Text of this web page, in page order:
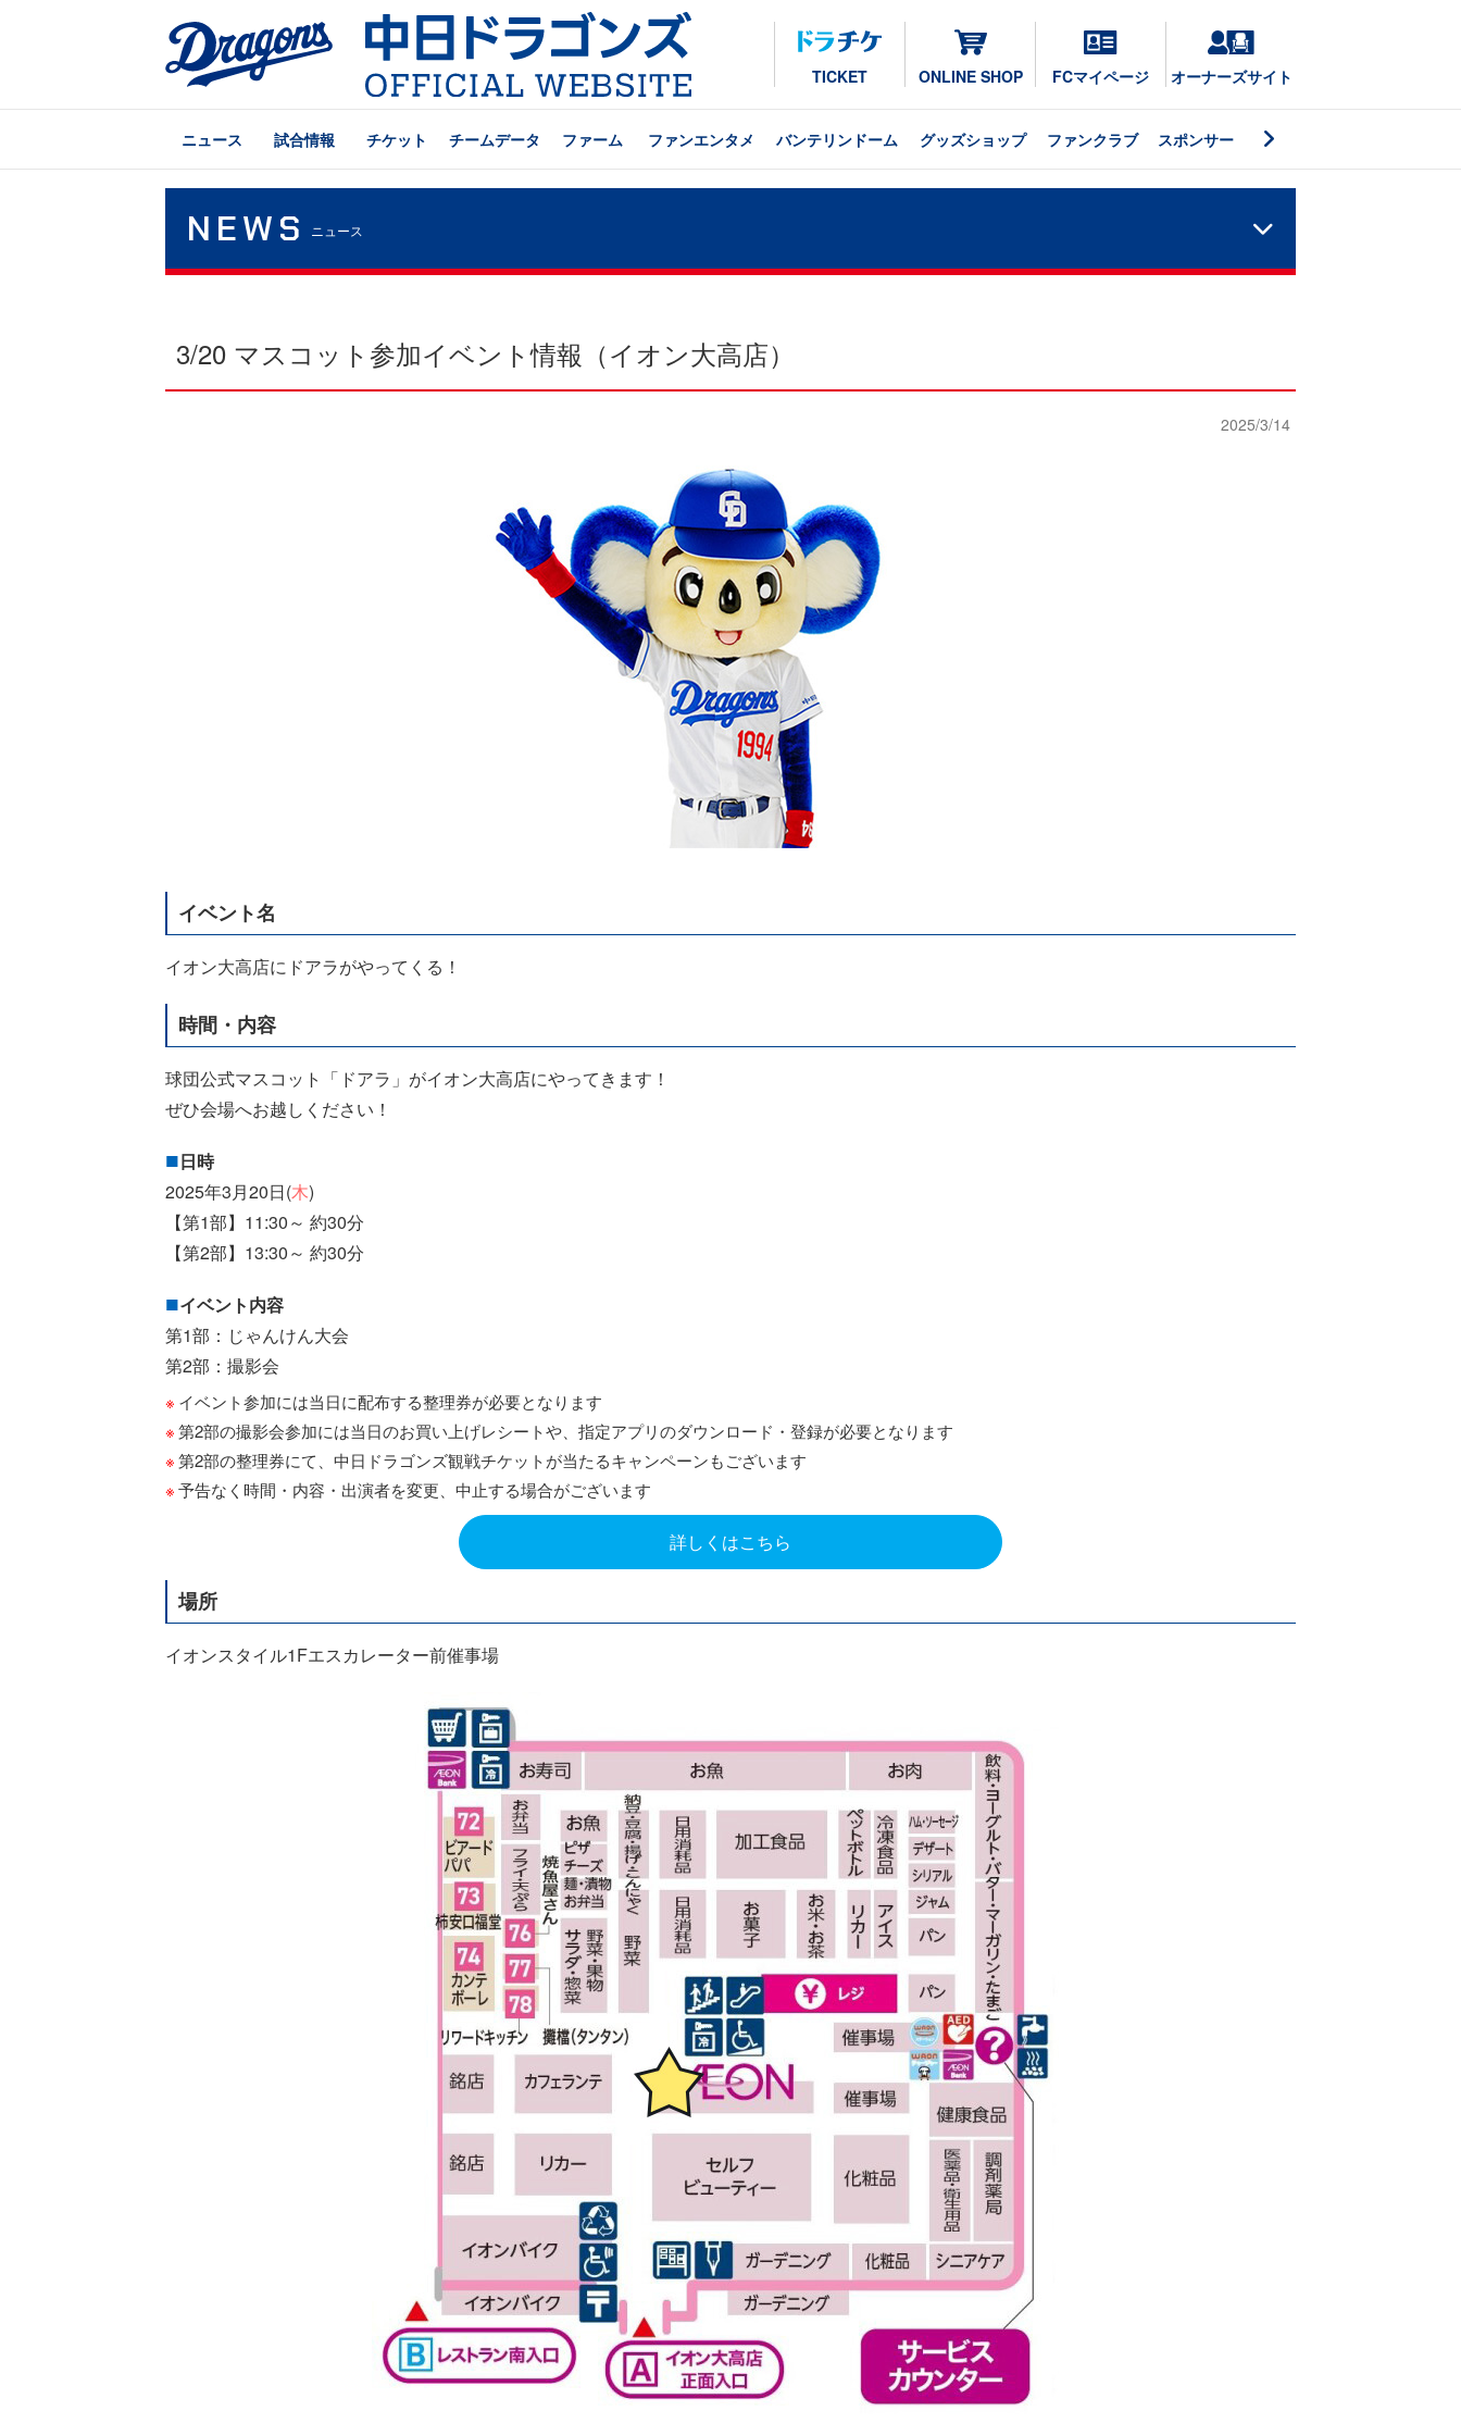
TICKET ONLINE SHOP FCマイページ オーナーズサイト
ニュース 試合情報 チケット チームデータ ファーム ファンエンタメ バンテリンドーム グッズショップ ファンクラブ スポンサー
NEWS ニュース
3/20 マスコット参加イベント情報（イオン大高店）
2025/3/14
イベント名
イオン大高店にドアラがやってくる！
時間・内容
球団公式マスコット「ドアラ」がイオン大高店にやってきます！
ぜひ会場へお越しください！
日時
2025年3月20日(木)
【第1部】11:30～ 約30分
【第2部】13:30～ 約30分
イベント内容
第1部：じゃんけん大会
第2部：撮影会
イベント参加には当日に配布する整理券が必要となります
第2部の撮影会参加には当日のお買い上げレシートや、指定アプリのダウンロード・登録が必要となります
第2部の整理券にて、中日ドラゴンズ観戦チケットが当たるキャンペーンもございます
予告なく時間・内容・出演者を変更、中止する場合がございます
詳しくはこちら
場所
イオンスタイル1Fエスカレーター前催事場